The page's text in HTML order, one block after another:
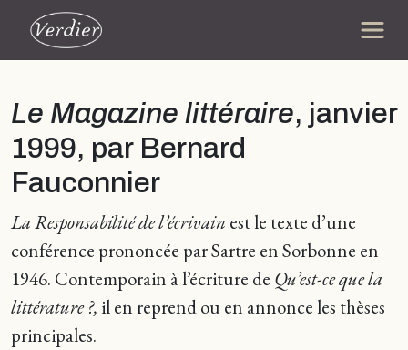
Le Magazine littéraire, janvier
1999, par Bernard
Fauconnier
La Responsabilité de l’écrivain est le texte d’une
conférence prononcée par Sartre en Sorbonne en
1946. Contemporain à l’écriture de Qu’est-ce que la
littérature ?, il en reprend ou en annonce les thèses
principales.